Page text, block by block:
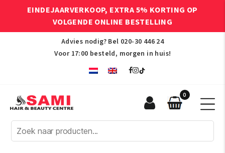
EINDEJAARVERKOOP, EXTRA 5% KORTING OP
VOLGENDE ONLINE BESTELLING
Advies nodig? Bel 020-30 446 24
Voor 17:00 besteld, morgen in huis!
Afro
Hair
0